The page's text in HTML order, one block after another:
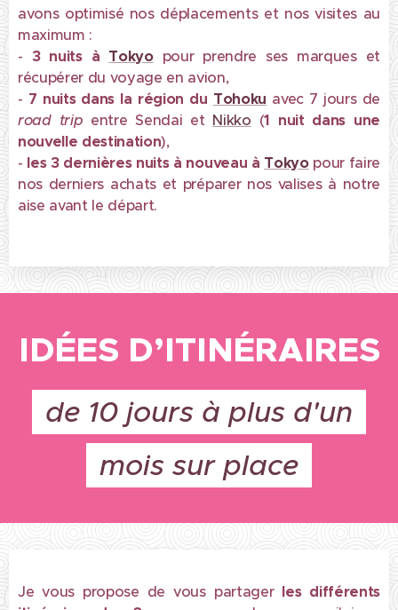
avons optimisé nos déplacements et nos visites au
maximum :
- 3 nuits à Tokyo pour prendre ses marques et
récupérer du voyage en avion,
- 7 nuits dans la région du Tohoku avec 7 jours de
road trip entre Sendai et Nikko (1 nuit dans une
nouvelle destination),
- les 3 dernières nuits à nouveau à Tokyopour faire
nos derniers achats et préparer nos valises à notre
aise avant le départ.
IDÉES D’ITINÉRAIRES
de 10 jours à plus d'un
mois sur place
Je vous propose de vous partagerles différents